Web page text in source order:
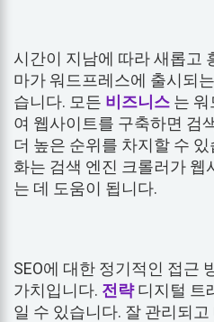
시간이 지남에 따라 새롭고
마가 워드프레스에 출시되
습니다. 모든 비즈니스 는
여 웹사이트를 구축하면 검
더 높은 순위를 차지할 수
화는 검색 엔진 크롤러가
는 데 도움이 됩니다.
SEO에 대한 정기적인 접근
가치입니다. 전략디지털 트
일 수 있습니다. 잘 관리되